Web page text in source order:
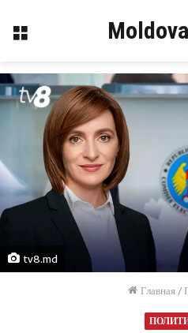
Меню
tv8.md
Главная /